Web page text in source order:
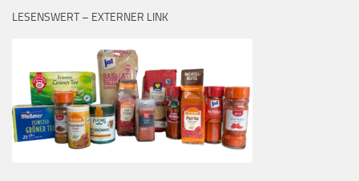
LESENSWERT – EXTERNER LINK